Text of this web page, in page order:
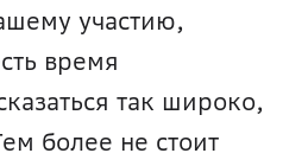
участию,
время
так широко,
более не стоит